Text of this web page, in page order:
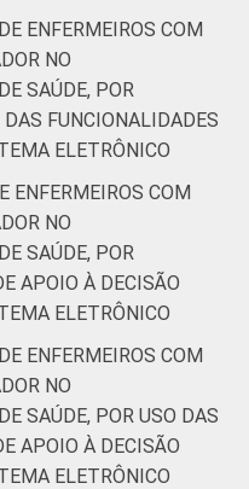
ENFERMEIROS COM
NO
SAÚDE, POR
DAS FUNCIONALIDADES
ELETRÔNICO
ENFERMEIROS COM
NO
SAÚDE, POR
APOIO À DECISÃO
ELETRÔNICO
ENFERMEIROS COM
NO
SAÚDE, POR USO DAS
APOIO À DECISÃO
ELETRÔNICO